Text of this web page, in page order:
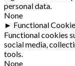
personal data.
None
► Functional
Functional cookies
social media,
tools.
None